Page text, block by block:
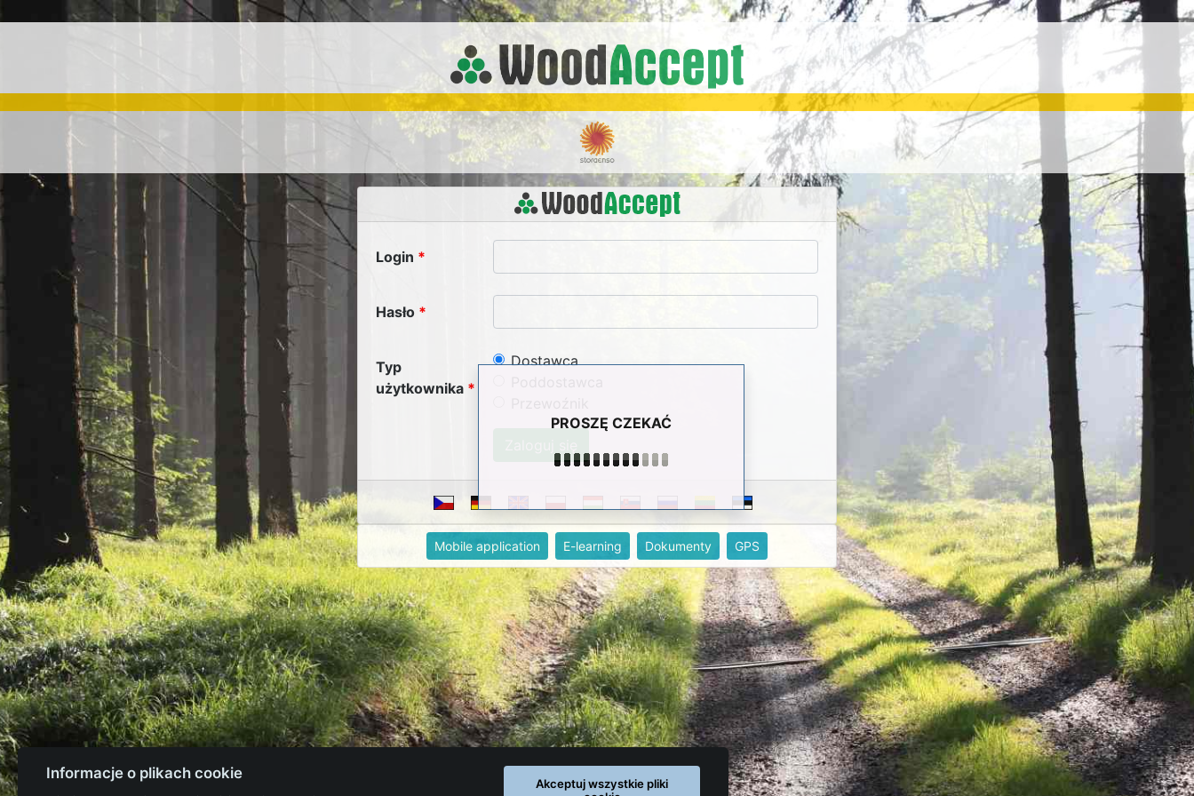
PROSZĘ CZEKAĆ
Login
Hasło
Typ
użytkownika
Dostawca
Mobile application E-learning Dokumenty GPS
Informacje o plikach cookie
Akceptuj wszystkie pliki